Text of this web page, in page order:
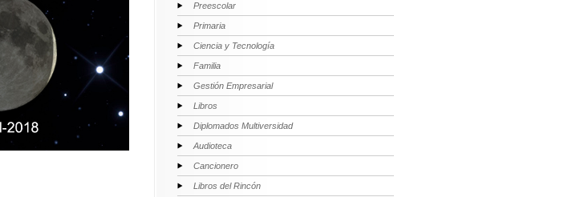
Preescolar
Primaria
Ciencia y Tecnología
Familia
Gestión Empresarial
Libros
Diplomados Multiversidad
Audioteca
Cancionero
Libros del Rincón